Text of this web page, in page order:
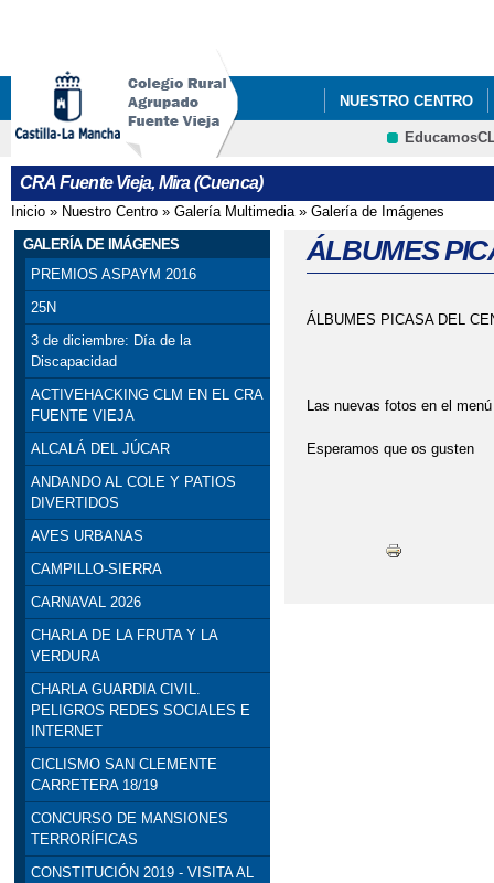
NUESTRO CENTRO
CONVIVENCIA 2023
LISTADO DE LIBROS
CRA Fuente Vieja, Mira (Cuenca)
Se encuentra usted aquí
Inicio » Nuestro Centro » Galería Multimedia» Galería de Imágenes
GALERÍA DE IMÁGENES
PREMIOS ASPAYM 2016
25N
3 de diciembre: Día de la
Discapacidad
ACTIVEHACKING CLM EN EL CRA
FUENTE VIEJA
ALCALÁ DEL JÚCAR
ANDANDO AL COLE Y PATIOS
DIVERTIDOS
AVES URBANAS
CAMPILLO-SIERRA
CARNAVAL 2026
CHARLA DE LA FRUTA Y LA
VERDURA
CHARLA GUARDIA CIVIL.
PELIGROS REDES SOCIALES E
INTERNET
CICLISMO SAN CLEMENTE
CARRETERA 18/19
CONCURSO DE MANSIONES
TERRORÍFICAS
CONSTITUCIÓN 2019 - VISITA AL
ÁLBUMES
ÁLBUMES PICASA DEL
Las nuevas fotos en el
Esperamos que os gusten